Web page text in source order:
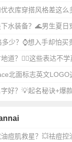
衣库穿搭风格差这
水装备？🌊男生夏日
少？⌚️想入手却怕
道？💆‍♀️这些表达不
北面标志英文LOGO
好？💡起名秘诀+爆
痘肌救星？💥祛痘控